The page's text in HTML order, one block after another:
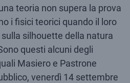
teoria non supera la prova
i fisici teorici quando il loro
silhouette della natura
questi alcuni degli
Masiero e Pastrone
venerdì 14 settembre